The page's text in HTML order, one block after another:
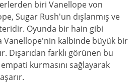
biri Vanellope von
Sugar Rush'un dışlanmış ve
Oyunda bir hain gibi
Vanellope'nin kalbinde büyük bir
Dışarıdan farklı görünen bu
kurmasını sağlayarak